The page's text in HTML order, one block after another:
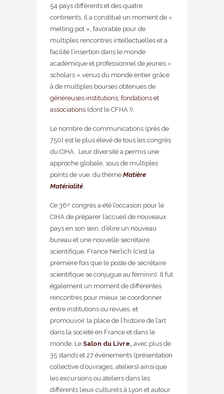
54 pays différents et des quatre
continents, il a constitué un moment de «
melting pot », favorable pour de
multiples rencontres intellectuelles et a
facilité l’insertion dans le monde
académique et professionnel de jeunes «
scholars » venus du monde entier grâce
à de multiples bourses obtenues de
généreuses institutions, fondations et
associations (dont le CFHA !).
Le nombre de communications (près de
750) est le plus élevé de tous les congrès
du CIHA. Leur diversité a permis une
approche globale, sous de multiples
points de vue, du thème Matière
Matérialité
Ce 36e congrès a été l’occasion pour le
CIHA de préparer l’accueil de nouveaux
pays en son sein, d’élire un nouveau
bureau et une nouvelle secrétaire
scientifique, France Nerlich (c’est la
première fois que le poste de secrétaire
scientifique se conjugue au féminin). Il fut
également un moment de différentes
rencontres pour mieux se coordonner
entre institutions ou revues, et
promouvoir la place de l’histoire de l’art
dans la société en France et dans le
monde. Le Salon du Livre, avec plus de
35 stands et 27 événements (présentation
collective d’ouvrages, ateliers) ainsi que
les excursions ou ateliers dans les
différents lieux culturels à Lyon et autour